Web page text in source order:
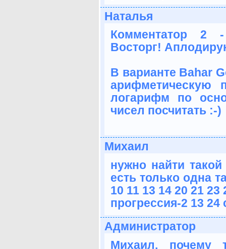
Наталья
Комментатор 2 -
Восторг!
В варианте Bahar
логарифм по
чисел посчитать :-)
Михаил
нужно найти
есть только одна
10 11 13 14 20 21 23
прогрессия-2 13 24
Администратор
Михаил, почему